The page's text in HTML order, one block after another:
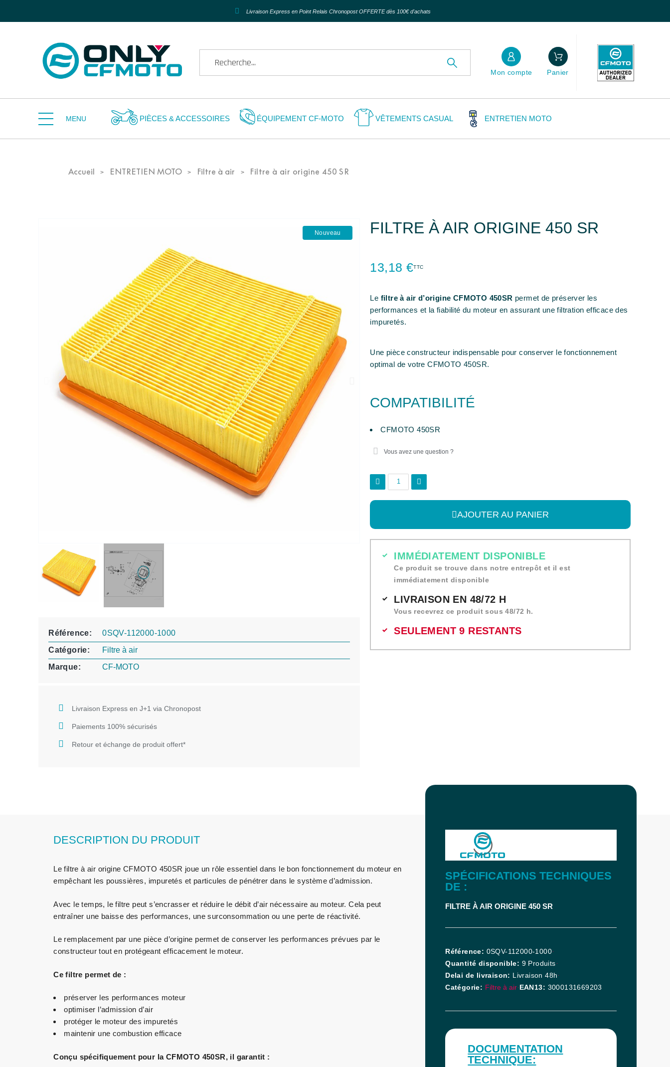
Livraison Express en Point Relais Chronopost OFFERTE dès 100€ d'achats
Mon compte Panier
MENU PIÈCES & ACCESSOIRES ÉQUIPEMENT CF-MOTO VÊTEMENTS CASUAL ENTRETIEN MOTO
Accueil ENTRETIEN MOTO Filtre à air Filtre à air origine 450 SR
Nouveau
Référence
0SQV-112000-1000
Catégorie
Filtre à air
Marque
CF-MOTO
Livraison Express en J+1 via Chronopost
Paiements 100% sécurisés
Retour et échange de produit offert*
FILTRE À AIR ORIGINE 450 SR
13,18 €TTC
Le filtre à air d’origine CFMOTO 450SR permet de préserver les
performances et la fiabilité du moteur en assurant une filtration efficace des
impuretés.
Une pièce constructeur indispensable pour conserver le fonctionnement
optimal de votre CFMOTO 450SR.
COMPATIBILITÉ
CFMOTO 450SR
Vous avez une question ?
AJOUTER AU PANIER
IMMÉDIATEMENT DISPONIBLE
Ce produit se trouve dans notre entrepôt et il est
immédiatement disponible
LIVRAISON EN 48/72 H
Vous recevrez ce produit sous 48/72 h.
SEULEMENT 9 RESTANTS
DESCRIPTION DU PRODUIT
Le filtre à air origine CFMOTO 450SR joue un rôle essentiel dans le bon fonctionnement du moteur en
empêchant les poussières, impuretés et particules de pénétrer dans le système d’admission.
Avec le temps, le filtre peut s’encrasser et réduire le débit d’air nécessaire au moteur. Cela peut
entraîner une baisse des performances, une surconsommation ou une perte de réactivité.
Le remplacement par une pièce d’origine permet de conserver les performances prévues par le
constructeur tout en protégeant efficacement le moteur.
Ce filtre permet de :
préserver les performances moteur
optimiser l’admission d’air
protéger le moteur des impuretés
maintenir une combustion efficace
Conçu spécifiquement pour la CFMOTO 450SR, il garantit :
SPÉCIFICATIONS TECHNIQUES
DE :
FILTRE À AIR ORIGINE 450 SR
Référence
0SQV-112000-1000
Quantité disponible
9 Produits
Delai de livraison
Livraison 48h
Catégorie
Filtre à air EAN13 3000131669203
DOCUMENTATION
TECHNIQUE: